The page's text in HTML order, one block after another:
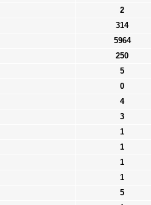
2
314
5964
250
5
0
4
3
1
1
1
1
5